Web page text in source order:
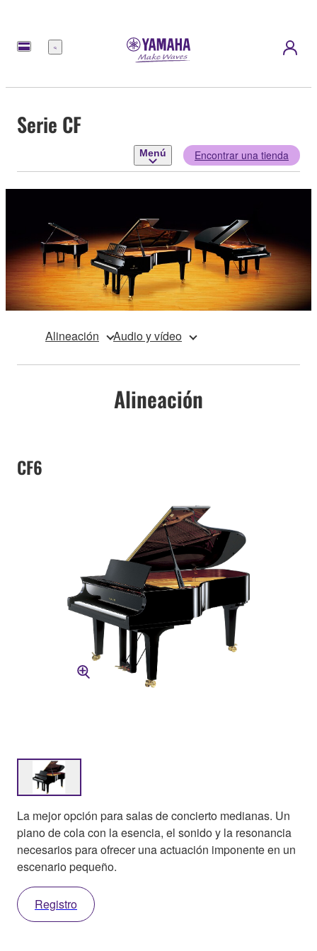
Menú
Serie CF
Menú Encontrar una tienda
Alineación Audio y vídeo
Alineación
CF6
La mejor opción para salas de concierto medianas. Un
piano de cola con la esencia, el sonido y la resonancia
necesarios para ofrecer una actuación imponente en un
escenario pequeño.
Registro